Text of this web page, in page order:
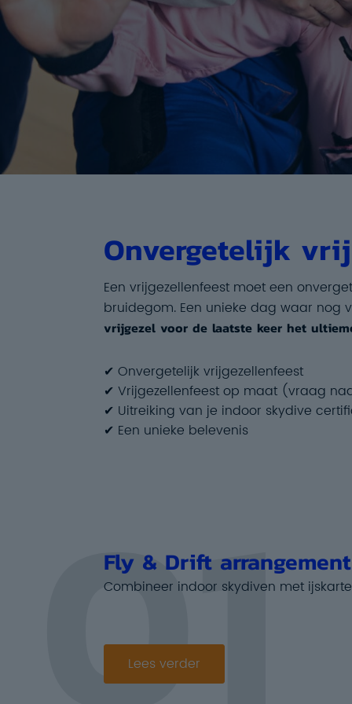
Onvergetelijk
Een vrijgezellenfeest moet een
bruidegom. Een unieke dag waar
vrijgezel voor de laatste keer het
✔ Onvergetelijk vrijgezellenfeest
✔ Vrijgezellenfeest op maat (vraag
✔ Uitreiking van je indoor skydive
✔ Een unieke belevenis
01
Fly & Drift arrangement
Combineer indoor skydiven met
Lees verder